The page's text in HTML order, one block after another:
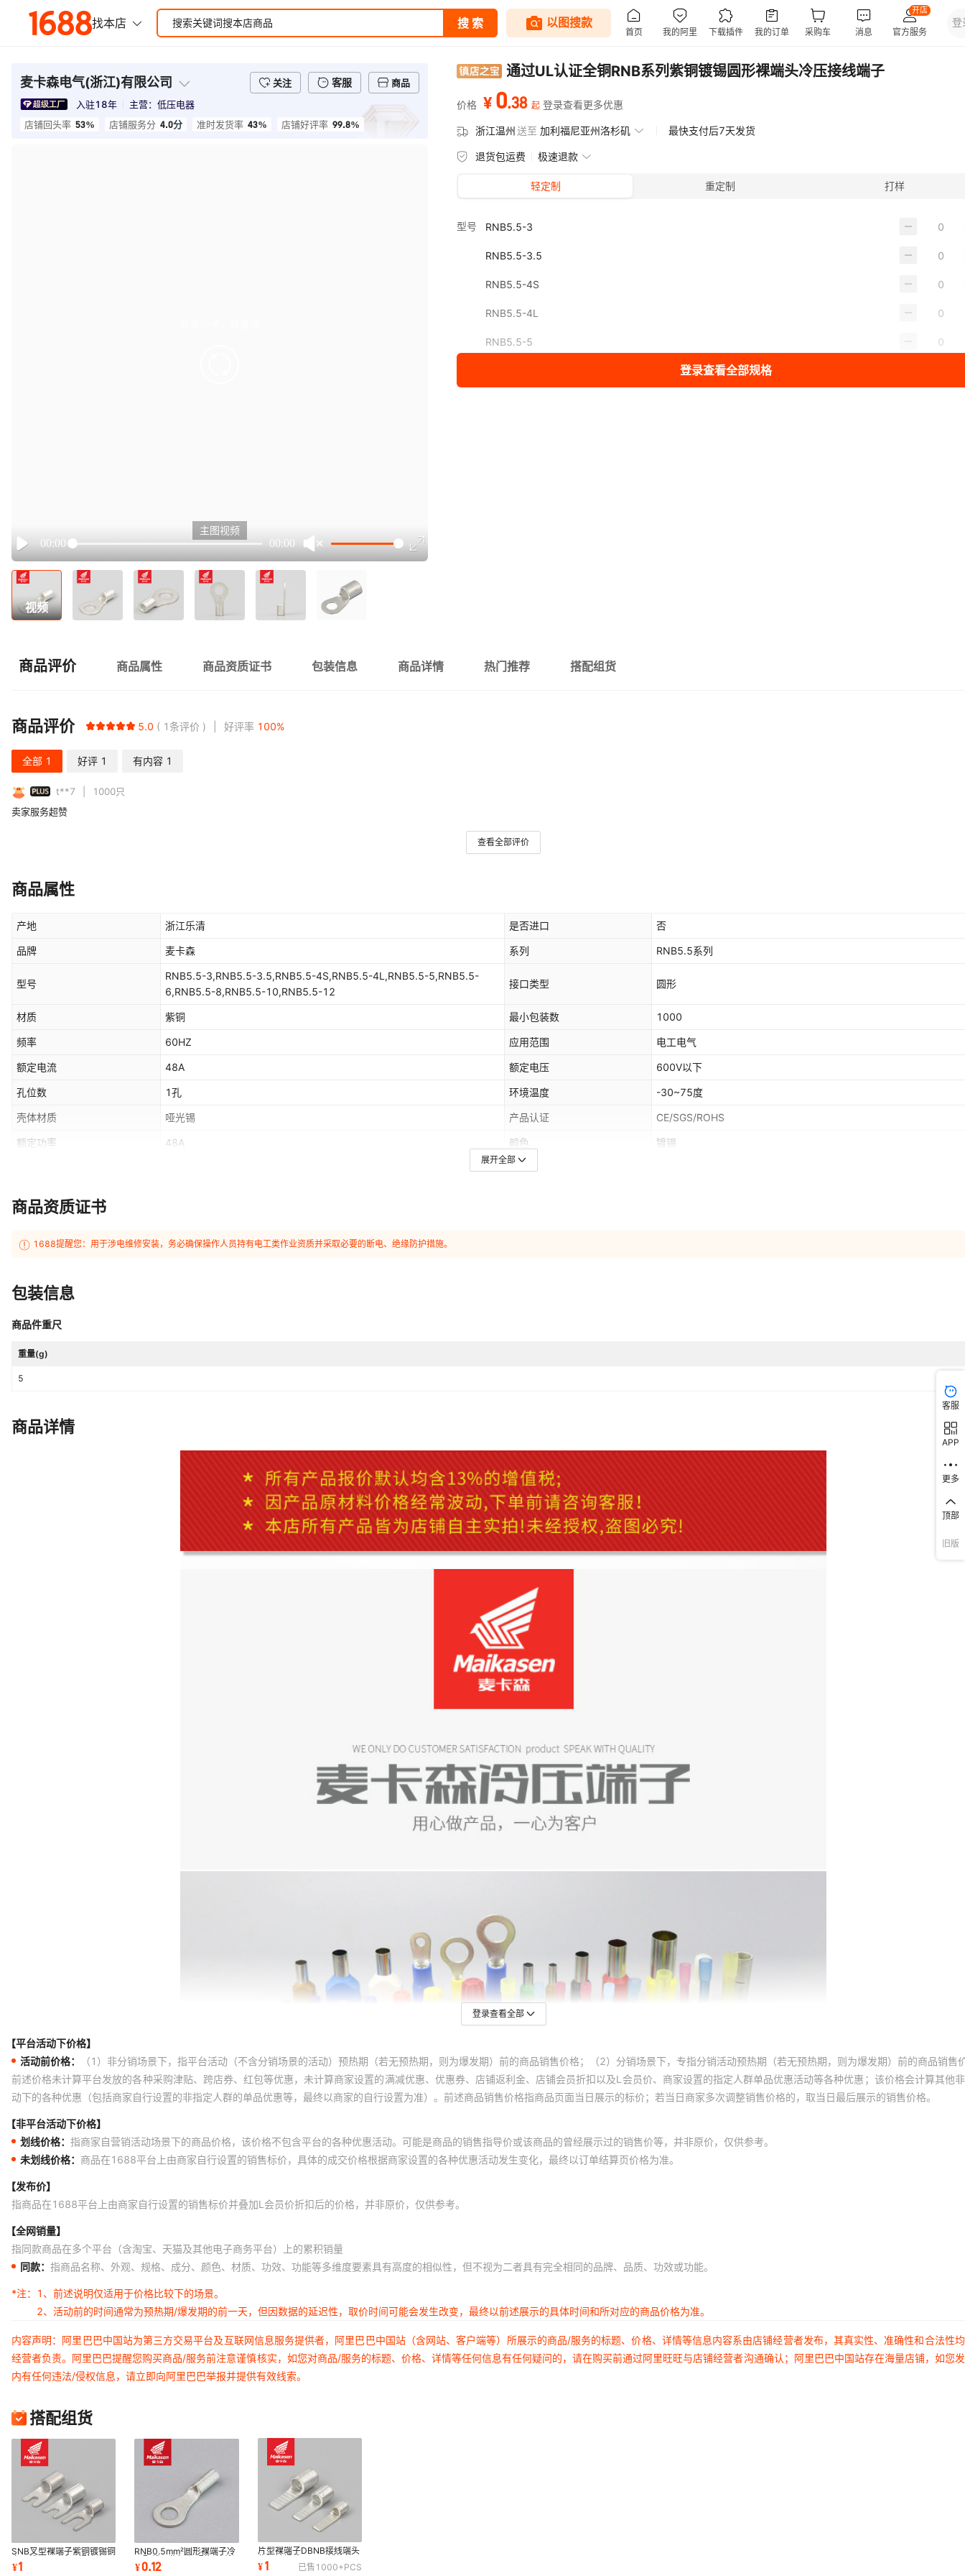
麦卡森电气(浙江)有限公司 关注 客服
商品
入驻18年 主营： 低压电器
店铺回头率 53% 店铺服务分 4.0分 准时发货率 43% 店铺好评率 99.8%
Play
00:00 00:00
主图视频
视频
通过UL认证全铜RNB系列紫铜镀锡圆形裸端头冷压接线端子
价格 ¥ 0.38 起 登录查看更多优惠
浙江温州送至 加利福尼亚州洛杉矶 最快支付后7天发货
退货包运费 极速退款
轻定制 重定制 打样
型号 RNB5.5-3
RNB5.5-3.5
RNB5.5-4S
RNB5.5-4L
RNB5.5-5
登录查看全部规格
商品评价 商品属性 商品资质证书 包装信息 商品详情 热门推荐 搭配组货
商品评价 5.0 1条评价 好评率 100%
全部 1 好评 1 有内容 1
PLUS t**7 1000只
卖家服务超赞
查看全部评价
商品属性
产地 浙江乐清 是否进口 否
品牌 麦卡森 系列 RNB5.5系列
型号
RNB5.5-3,RNB5.5-3.5,RNB5.5-4S,RNB5.5-4L,RNB5.5-5,RNB5.5-
6,RNB5.5-8,RNB5.5-10,RNB5.5-12
接口类型 圆形
材质 紫铜 最小包装数 1000
频率 60HZ 应用范围 电工电气
额定电流 48A 额定电压 600V以下
孔位数 1孔 环境温度 -30~75度
壳体材质 哑光锡 产品认证 CE/SGS/ROHS
额定功率 48A 颜色 镀锡
主要下游平台
展开全部
商品资质证书
1688提醒您：用于涉电维修安装，务必确保操作人员持有电工类作业资质并采取必要的断电、绝缘防护措施。
包装信息
商品件重尺
重量(g)
5
商品详情
登录查看全部
【平台活动下价格】
活动前价格：
（1）非分销场景下，指平台活动（不含分销场景的活动）预热期（若无预热期，则为爆发期）前的商品销售价格；（2）分销场景下，专指分销活动预热期（若无预热期，则为爆发期）前的商品销售
前述价格未计算平台发放的各种采购津贴、跨店券、红包等优惠，未计算商家设置的满减优惠、优惠券、店铺返利金、店铺会员折扣以及L会员价、商家设置的指定人群单品优惠活动等各种优惠；该价格会计算其他
动下的各种优惠（包括商家自行设置的非指定人群的单品优惠等，最终以商家的自行设置为准）。前述商品销售价格指商品页面当日展示的标价；若当日商家多次调整销售价格的，取当日最后展示的销售价格。
【非平台活动下价格】
划线价格： 指商家自营销活动场景下的商品价格，该价格不包含平台的各种优惠活动。可能是商品的销售指导价或该商品的曾经展示过的销售价等，并非原价，仅供参考。
未划线价格： 商品在1688平台上由商家自行设置的销售标价，具体的成交价格根据商家设置的各种优惠活动发生变化，最终以订单结算页价格为准。
【发布价】
指商品在1688平台上由商家自行设置的销售标价并叠加L会员价折扣后的价格，并非原价，仅供参考。
【全网销量】
指同款商品在多个平台（含淘宝、天猫及其他电子商务平台）上的累积销量
同款： 指商品名称、外观、规格、成分、颜色、材质、功效、功能等多维度要素具有高度的相似性，但不视为二者具有完全相同的品牌、品质、功效或功能。
*注：
1、前述说明仅适用于价格比较下的场景。
2、活动前的时间通常为预热期/爆发期的前一天，但因数据的延迟性，取价时间可能会发生改变，最终以前述展示的具体时间和所对应的商品价格为准。
内容声明：阿里巴巴中国站为第三方交易平台及互联网信息服务提供者，阿里巴巴中国站（含网站、客户端等）所展示的商品/服务的标题、价格、详情等信息内容系由店铺经营者发布，其真实性、准确性和合法性
经营者负责。阿里巴巴提醒您购买商品/服务前注意谨慎核实，如您对商品/服务的标题、价格、详情等任何信息有任何疑问的，请在购买前通过阿里旺旺与店铺经营者沟通确认；阿里巴巴中国站存在海量店铺，如您
内有任何违法/侵权信息，请立即向阿里巴巴举报并提供有效线索。
搭配组货
SNB叉型裸端子紫铜镀锡铜
鼻子线耳U形冷压裸端头
¥1
RNB0.5mm²圆形裸端子冷
压配线用紫铜TO型铜接线
端子【工厂直销】
¥0.12
片型裸端子DBNB接线端头
紫铜镀锡线耳C45插片端子
¥1 已售 1000+PCS
客服
APP
更多
顶部
旧版